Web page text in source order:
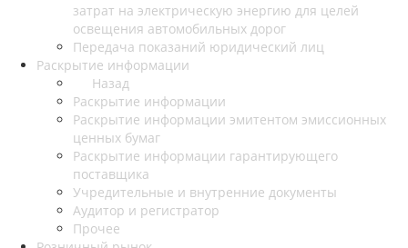
затрат на электрическую энергию для целей
освещения автомобильных дорог
Передача показаний юридический лиц
Раскрытие информации
Назад
Раскрытие информации
Раскрытие информации эмитентом эмиссионных
ценных бумаг
Раскрытие информации гарантирующего
поставщика
Учредительные и внутренние документы
Аудитор и регистратор
Прочее